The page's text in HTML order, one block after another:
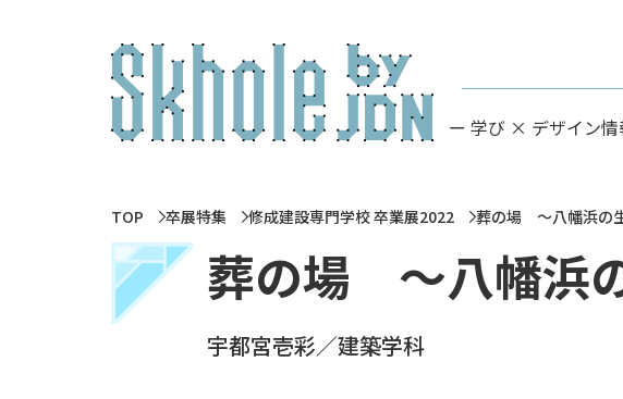
ー 学び × デザイン情
TOP 卒展特集 修成建設専門学校 卒業展2022 葬の場 ～八幡浜の
葬の場 ～八幡浜
宇都宮壱彩／建築学科